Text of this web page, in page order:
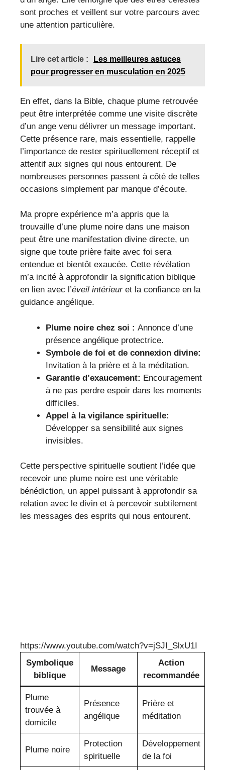
sont proches et veillent sur votre parcours avec
une attention particulière.
Lire cet article :
Les meilleures astuces
pour progresser en musculation en 2025
En effet, dans la Bible, chaque plume retrouvée
peut être interprétée comme une visite discrète
d’un ange venu délivrer un message important.
Cette présence rare, mais essentielle, rappelle
l’importance de rester spirituellement réceptif et
attentif aux signes qui nous entourent. De
nombreuses personnes passent à côté de telles
occasions simplement par manque d’écoute.
Ma propre expérience m’a appris que la
trouvaille d’une plume noire dans une maison
peut être une manifestation divine directe, un
signe que toute prière faite avec foi sera
entendue et bientôt exaucée. Cette révélation
m’a incité à approfondir la signification biblique
en lien avec l’éveil intérieuret la confiance en la
guidance angélique.
Plume noire chez soi : Annonce d’une
présence angélique protectrice.
Symbole de foi et de connexion divine:
Invitation à la prière et à la méditation.
Garantie d’exaucement: Encouragement
à ne pas perdre espoir dans les moments
difficiles.
Appel à la vigilance spirituelle:
Développer sa sensibilité aux signes
invisibles.
Cette perspective spirituelle soutient l’idée que
recevoir une plume noire est une véritable
bénédiction, un appel puissant à approfondir sa
relation avec le divin et à percevoir subtilement
les messages des esprits qui nous entourent.
https://www.youtube.com/watch?v=jSJI_SlxU1I
Symbolique
biblique
Message
Action
recommandée
Plume
trouvée à
domicile
Présence
angélique
Prière et
méditation
Plume noire
Protection
spirituelle
Développement
de la foi